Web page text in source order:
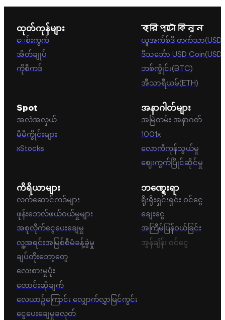
အတွက် အောင်မြင်သောငွေလွှဲလုပ်ငန်းများကို ဝန်ဆ
နိုင်ရန် Cozy Card အသုံးပြုသူများအတွက် တိကျ
မှတ်တမ်း (KYC) ဝင်ရောက်စစ်ဆေးခြင်းသည် မဖြ
လိုအပ်ပါသည်။
ထုတ်ကုန်များ
ေစ်းကွက်
အိတ်ချုပ်
ကိုစီကဒ်
ক্রিপ্টো কিনুন
ယူအက်စ်ဒီ တက်သာ
ဒီသင်္ဘော USD
ဘစ်ကွိုင်း(BTC)
အီသာရီယမ်(ETH)
Spot
အလဲအလှယ်
မီမီကွိုင်းများ
xStocks
အနာဂါတ်များ
အမြဲတမ်း အနာဂတ်
1001x
လောကီကုန်သွယ်မှု
ဈေးကွက်ပြိုင်ဆိုင်မှု
ကိရိယာများ
လက်ဆောင်ကဒ်များ
ဖုန်းဘေလ်ဖယ်ဝယ်မှုများ
အစုလိုက်ငွေပေးချေမှု
လူ့အရင်းအမြစ်စီမံခန့်ခွဲမှု
ချပ်တိုးဘော့တွေ
လေးစားမှုပုံး
တောင်းဆိုချက်
လေယာဥ်ကြောင်း လျှောက်လွှာမြင်ကွင်း
ငွေပေးချေမှုခလုတ်
ဘဏ္ရေးရာ
ရိုးရိုးရှင်းရှင်း ဝင်ငွေ
ချေးငွေ
အကြိမ်ပြန်ဝယ်ခြင်း
အွန်ချိန်း ဝင်ငွေ